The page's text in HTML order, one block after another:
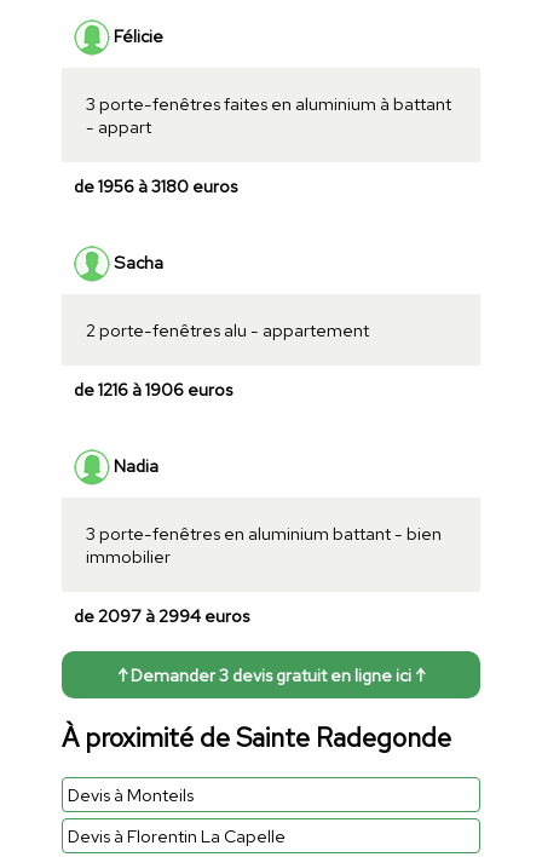
Félicie
3 porte-fenêtres faites en aluminium à battant
- appart
de 1956 à 3180 euros
Sacha
2 porte-fenêtres alu - appartement
de 1216 à 1906 euros
Nadia
3 porte-fenêtres en aluminium battant - bien
immobilier
de 2097 à 2994 euros
↑ Demander 3 devis gratuit en ligne ici ↑
À proximité de Sainte Radegonde
Devis à Monteils
Devis à Florentin La Capelle